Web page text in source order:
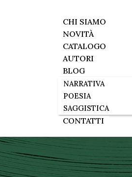
CHI SIAMO
NOVITÀ
CATALOGO
AUTORI
BLOG
NARRATIVA
POESIA
SAGGISTICA
CONTATTI